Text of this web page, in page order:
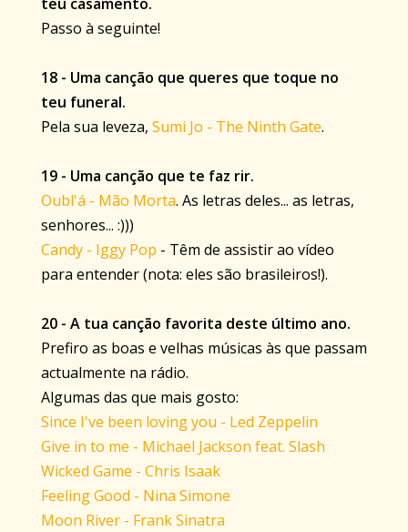
teu casamento.
Passo à seguinte!
18 - Uma canção que queres que toque no
teu funeral.
Pela sua leveza, Sumi Jo - The Ninth Gate.
19 - Uma canção que te faz rir.
Oubl'á - Mão Morta. As letras deles... as letras,
senhores... :)))
Candy - Iggy Pop - Têm de assistir ao vídeo
para entender (nota: eles são brasileiros!).
20 - A tua canção favorita deste último ano.
Prefiro as boas e velhas músicas às que passam
actualmente na rádio.
Algumas das que mais gosto:
Since I've been loving you - Led Zeppelin
Give in to me - Michael Jackson feat. Slash
Wicked Game - Chris Isaak
Feeling Good - Nina Simone
Moon River - Frank Sinatra